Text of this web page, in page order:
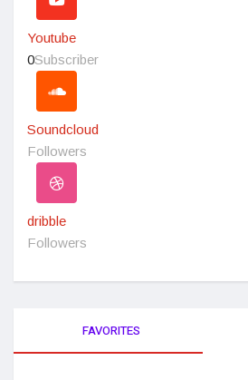
Youtube
0Subscriber
Soundcloud
Followers
dribble
Followers
FAVORITES